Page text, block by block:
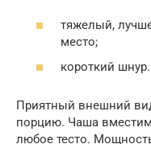
тяжелый,
место;
короткий шнур.
Приятный внешний
порцию. Чаша
любое тесто.